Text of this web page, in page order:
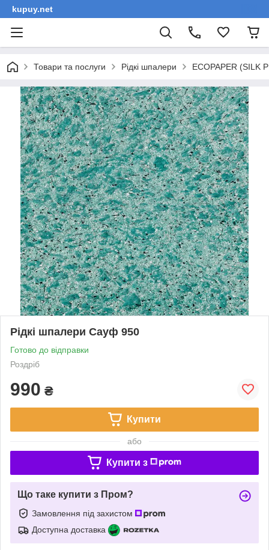
kupuy.net
Товари та послуги Рідкі шпалери ECOPAPER (SILK
Рідкі шпалери Сауф 950
Готово до відправки
Роздріб
990 ₴
Купити
або
Купити з
Що таке купити з Пром?
Замовлення під захистом
Доступна доставка